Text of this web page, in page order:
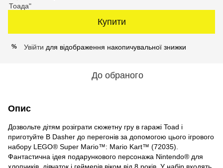
Купити
% Увійти для відображення накопичувальної знижки
До обраного
Опис
Дозвольте дітям розіграти сюжетну гру в гаражі Toad і
приготуйте B Dasher до перегонів за допомогою цього ігрового
набору LEGO® Super Mario™: Mario Kart™ (72035).
Фантастична ідея подарункового персонажа Nintendo® для
хлопчиків, дівчаток і геймерів віком від 8 років. У набір входять